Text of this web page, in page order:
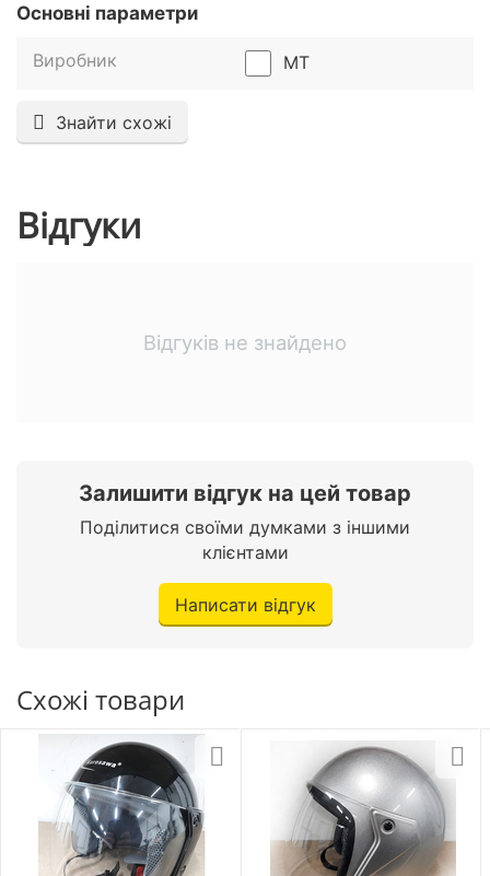
Основні параметри
Виробник MT
Знайти схожі
Відгуки
Відгуків не знайдено
Залишити відгук на цей товар
Поділитися своїми думками з іншими
клієнтами
Написати відгук
Схожі товари